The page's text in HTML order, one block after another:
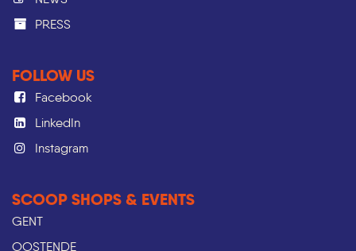
PRESS​
FOLLOW US
Facebook
LinkedIn
Instagram
SCOOP SHOPS & EVENTS
GENT
OOSTENDE